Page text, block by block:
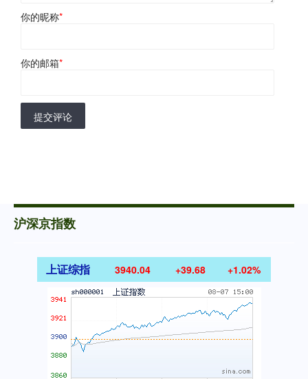
你的昵称*
你的邮箱*
提交评论
沪深京指数
上证综指 3940.04 +39.68 +1.02%